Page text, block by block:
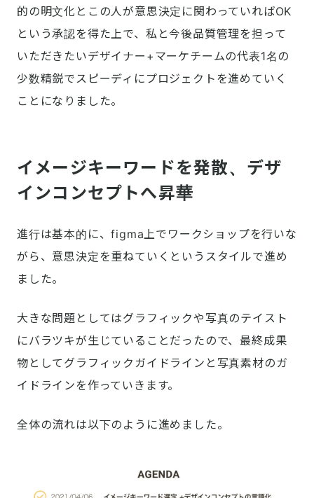
的の明文化とこの人が意思決定に関わっていればOK
という承認を得た上で、私と今後品質管理を担って
いただきたいデザイナー+マーケチームの代表1名の
少数精鋭でスピーディにプロジェクトを進めていく
ことになりました。
イメージキーワードを発散、デザ
インコンセプトへ昇華
進行は基本的に、figma上でワークショップを行いな
がら、意思決定を重ねていくというスタイルで進め
ました。
大きな問題としてはグラフィックや写真のテイスト
にバラツキが生じていることだったので、最終成果
物としてグラフィックガイドラインと写真素材のガ
イドラインを作っていきます。
全体の流れは以下のように進めました。